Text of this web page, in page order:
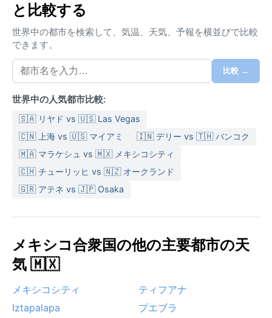
冷え込む。冬（11月～4月）は乾燥して晴天が続き、朝
近くまで上がる。年間降水量は約800ミリで、雨季に
は激しい雷雨が頻発する。旅行には、夏は軽い長袖と
レインウェア、冬は防寒着と日焼け止めが欠かせな
い。
最も過ごしやすいのは乾季の11月から2月で、空気が澄
み渡り快適に過ごせる。特筆すべき気象現象として、
冬に北から冷たい空気が流れ込む「ノルテ」があり、
心配はなく、年間を通じて穏やかな気候が続くことか
ら、天候に左右されにくい観光地と言える。
と比較する
世界中の都市を検索して、気温、天気、予報を横並びで比較
できます。
比較 →
世界中の人気都市比較:
🇸🇦 リヤド vs 🇺🇸 Las Vegas
🇨🇳 上海 vs 🇺🇸 マイアミ
🇮🇳 デリー vs 🇹🇭 バンコク
🇲🇦 マラケシュ vs 🇲🇽 メキシコシティ
🇨🇭 チューリッヒ vs 🇳🇿 オークランド
🇬🇷 アテネ vs 🇯🇵 Osaka
メキシコ合衆国の他の主要都市の天
気 🇲🇽
メキシコシティ
ティフアナ
Iztapalapa
プエブラ